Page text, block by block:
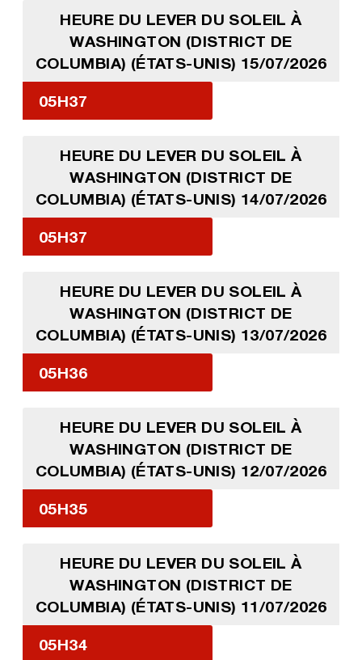
HEURE DU LEVER DU SOLEIL À
WASHINGTON (DISTRICT DE
COLUMBIA) (ÉTATS-UNIS) 15/07/2026
05H37
HEURE DU LEVER DU SOLEIL À
WASHINGTON (DISTRICT DE
COLUMBIA) (ÉTATS-UNIS) 14/07/2026
05H37
HEURE DU LEVER DU SOLEIL À
WASHINGTON (DISTRICT DE
COLUMBIA) (ÉTATS-UNIS) 13/07/2026
05H36
HEURE DU LEVER DU SOLEIL À
WASHINGTON (DISTRICT DE
COLUMBIA) (ÉTATS-UNIS) 12/07/2026
05H35
HEURE DU LEVER DU SOLEIL À
WASHINGTON (DISTRICT DE
COLUMBIA) (ÉTATS-UNIS) 11/07/2026
05H34